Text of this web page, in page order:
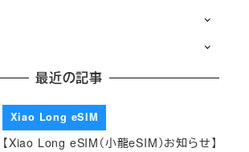
最近の記事
Xiao Long eSIM
【Xiao Long eSIM（小龍eSIM）お知らせ】